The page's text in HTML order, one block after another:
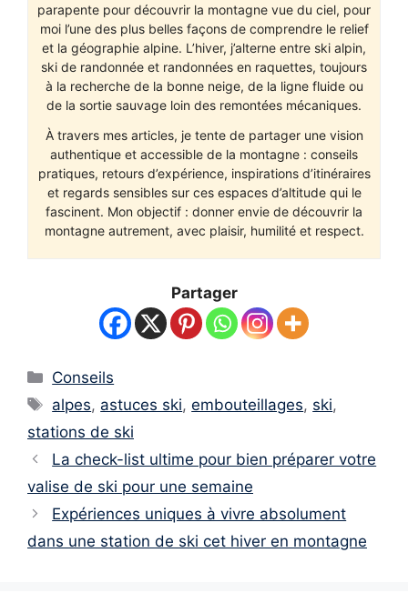
parapente pour découvrir la montagne vue du ciel, pour
moi l’une des plus belles façons de comprendre le relief
et la géographie alpine. L’hiver, j’alterne entre ski alpin,
ski de randonnée et randonnées en raquettes, toujours
à la recherche de la bonne neige, de la ligne fluide ou
de la sortie sauvage loin des remontées mécaniques.
À travers mes articles, je tente de partager une vision
authentique et accessible de la montagne : conseils
pratiques, retours d’expérience, inspirations d’itinéraires
et regards sensibles sur ces espaces d’altitude qui le
fascinent. Mon objectif : donner envie de découvrir la
montagne autrement, avec plaisir, humilité et respect.
Partager
Catégories
Conseils
Étiquettes
alpes, astuces ski,embouteillages, ski,
stations de ski
La check-list ultime pour bien préparer votre
valise de ski pour une semaine
Expériences uniques à vivre absolument
dans une station de ski cet hiver en montagne